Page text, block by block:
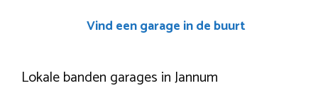
Vind een garage in de buurt
Lokale banden garages in Jannum